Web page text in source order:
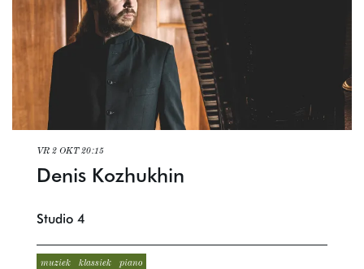
Denis Kozhukhin
VR 2 OKT20:15
Studio 4
muziek klassiek piano